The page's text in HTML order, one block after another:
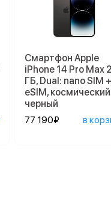
Смартфон Apple
iPhone 14 Pro Max
ГБ, Dual: nano SIM +
eSIM, космический
черный
77 190₽
в